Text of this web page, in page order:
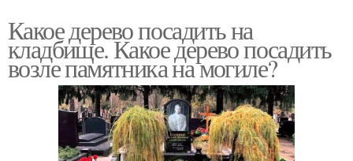
Какое дерево посадить на
кладбище. Какое дерево посадить
возле памятника на могиле?